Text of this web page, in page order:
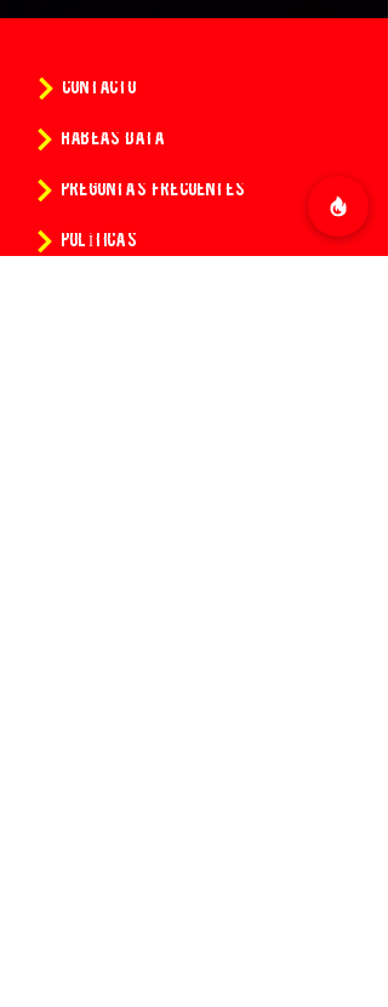
CONTACTO
HABEAS DATA
PREGUNTAS FRECUENTES
POLÍTICAS